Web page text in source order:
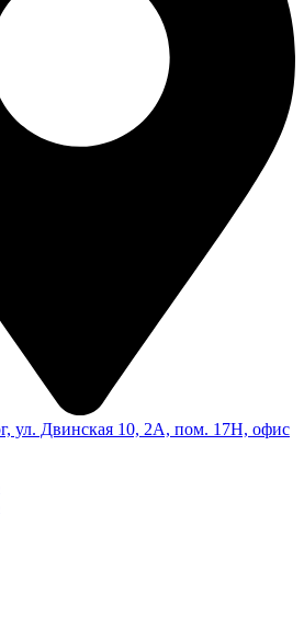
ул. Двинская 10, 2А, пом. 17Н, офис